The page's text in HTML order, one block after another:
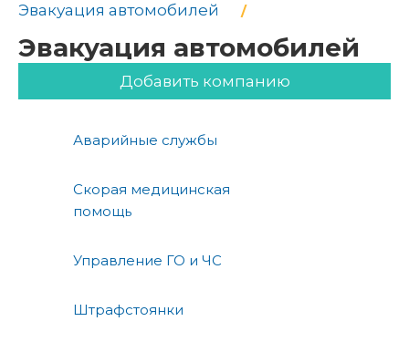
Эвакуация автомобилей
Эвакуация автомобилей
Добавить компанию
Аварийные службы
Скорая медицинская
помощь
Управление ГО и ЧС
Штрафстоянки